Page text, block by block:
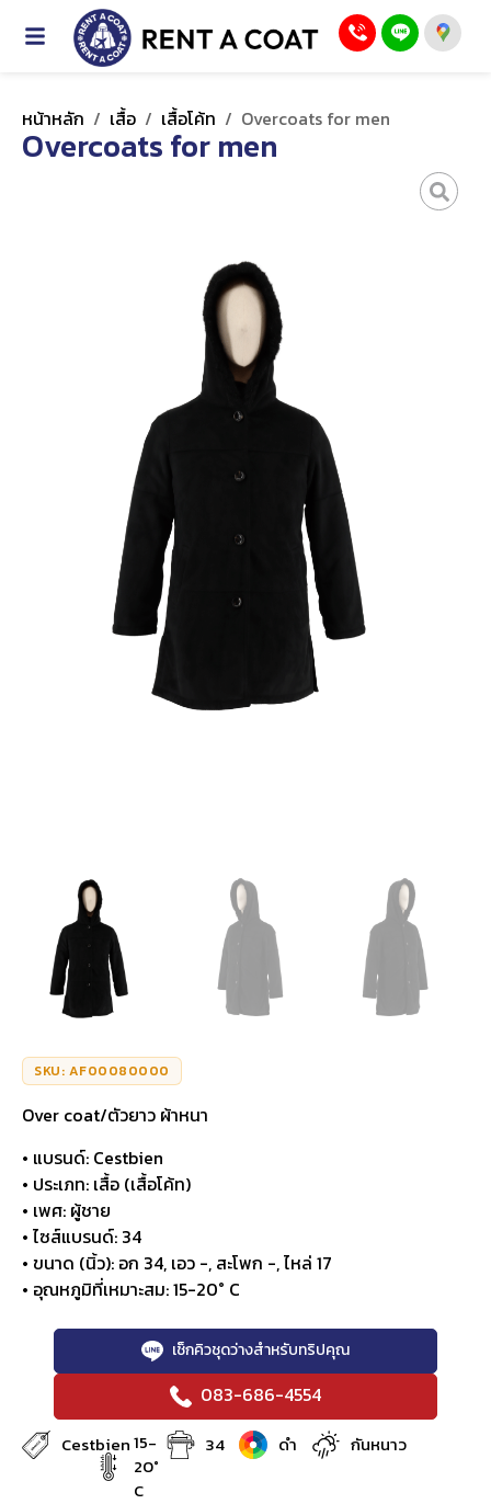
หน้าหลัก / เสื้อ / เสื้อโค้ท / Overcoats for men
Overcoats for men
SKU: AF00080000
Over coat/ตัวยาว ผ้าหนา
• แบรนด์: Cestbien
• ประเภท: เสื้อ (เสื้อโค้ท)
• เพศ: ผู้ชาย
• ไซส์แบรนด์: 34
• ขนาด (นิ้ว): อก 34, เอว -, สะโพก -, ไหล่ 17
• อุณหภูมิที่เหมาะสม: 15-20° C
เช็กคิวชุดว่างสำหรับทริปคุณ
083-686-4554
Cestbien15-
20°
C
34 ดำ กันหนาว